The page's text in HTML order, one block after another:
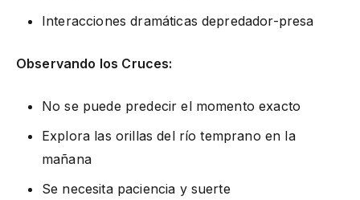
Interacciones dramáticas depredador-presa
Observando los Cruces:
No se puede predecir el momento exacto
Explora las orillas del río temprano en la
mañana
Se necesita paciencia y suerte